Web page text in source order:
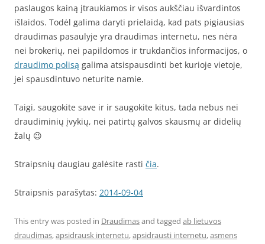
paslaugos kainą įtraukiamos ir visos aukščiau išvardintos
išlaidos. Todėl galima daryti prielaidą, kad pats pigiausias
draudimas pasaulyje yra draudimas internetu, nes nėra
nei brokerių, nei papildomos ir trukdančios informacijos, o
draudimo polisą galima atsispausdinti bet kurioje vietoje,
jei spausdintuvo neturite namie.
Taigi, saugokite save ir ir saugokite kitus, tada nebus nei
draudiminių įvykių, nei patirtų galvos skausmų ar didelių
žalų 😉
Straipsnių daugiau galėsite rasti čia.
Straipsnis parašytas: 2014-09-04
This entry was posted in Draudimasand tagged ab lietuvos
draudimas,apsidrausk internetu,apsidrausti internetu,asmens